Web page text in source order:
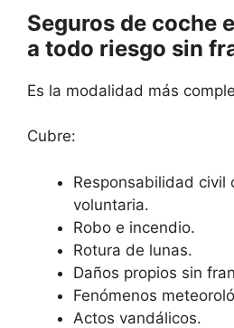
Seguros de coche
a todo riesgo sin
Es la modalidad más
Cubre:
Responsabilidad civil
voluntaria.
Robo e incendio.
Rotura de lunas.
Daños propios sin
Fenómenos
Actos vandálicos.